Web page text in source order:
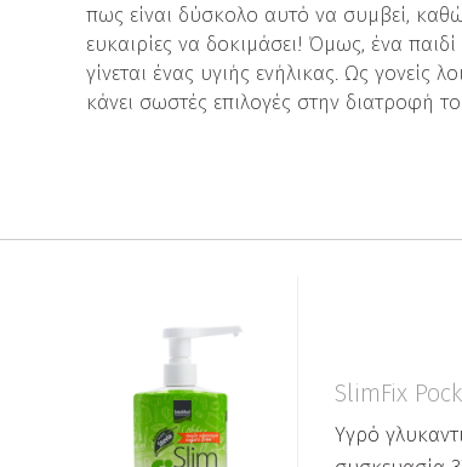
πως είναι δύσκολο αυτό να συμβεί,
ευκαιρίες να δοκιμάσει! Όμως, ένα
γίνεται ένας υγιής ενήλικας. Ως γονείς
κάνει σωστές επιλογές στην διατροφή
SlimFix
Yγρό